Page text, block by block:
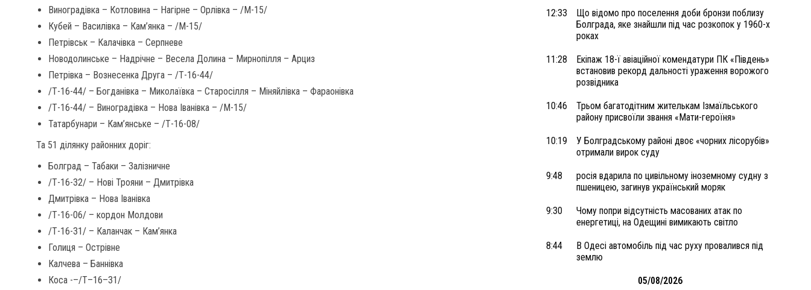
Виноградівка – Котловина – Нагірне – Орлівка – /М-15/
Кубей – Василівка – Кам’янка – /М-15/
Петрівськ – Калачівка – Серпневе
Новодолинське – Надрічне – Весела Долина – Мирнопілля – Арциз
Петрівка – Вознесенка Друга – /Т-16-44/
/Т-16-44/ – Богданівка – Миколаївка – Старосілля – Міняйлівка – Фараонівка
/Т-16-44/ – Виноградівка – Нова Іванівка – /М-15/
Татарбунари – Кам’янське – /Т-16-08/
Та 51 ділянку районних доріг:
Болград – Табаки – Залізничне
/Т-16-32/ – Нові Трояни – Дмитрівка
Дмитрівка – Нова Іванівка
/Т-16-06/ – кордон Молдови
/Т-16-31/ – Каланчак – Кам’янка
Голиця – Острівне
Калчева – Баннівка
Коса -–/Т–16–31/
12:33
Що відомо про поселення доби бронзи поблизу
Болграда, яке знайшли під час розкопок у 1960-х
роках
11:28
Екіпаж 18-ї авіаційної комендатури ПК «Південь»
встановив рекорд дальності ураження ворожого
розвідника
10:46
Трьом багатодітним жителькам Ізмаїльського
району присвоїли звання «Мати-героїня»
10:19
У Болградському районі двоє «чорних лісорубів»
отримали вирок суду
9:48
росія вдарила по цивільному іноземному судну з
пшеницею, загинув український моряк
9:30
Чому попри відсутність масованих атак по
енергетиці, на Одещині вимикають світло
8:44
В Одесі автомобіль під час руху провалився під
землю
05/08/2026